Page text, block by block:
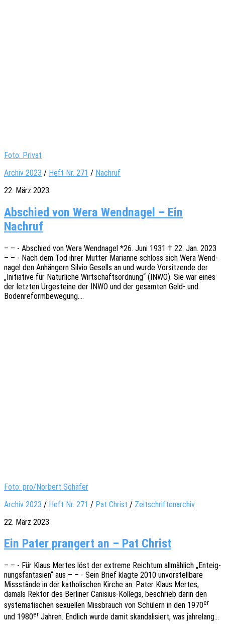
Foto: Privat
Archiv 2023 / Heft Nr. 271 / Nachruf
22. März 2023
Abschied von Wera Wendnagel – Ein
Nachruf
– – - Abschied von Wera Wend­na­gel *26. Juni 1931 † 22. Jan. 2023
– – - Nach dem Tod ihrer Mutter Mari­an­ne schloss sich Wera Wend­
na­gel den Anhän­gern Silvio Gesells an und wurde Vorsit­zen­de der
„Initia­ti­ve für Natür­li­che Wirt­schafts­ord­nung“ (INWO). Sie war eines
der letz­ten Urge­stei­ne der INWO und der gesam­ten Geld- und
Bodenreformbewegung.…
Foto: pro/Norbert Schäfer
Archiv 2023 / Heft Nr. 271 / Pat Christ / Zeitschriftenarchiv
22. März 2023
Ein Pater prangert an – Pat Christ
– – - Für Klaus Mertes löst der extre­me Reich­tum allmäh­lich „Enteig­
nungs­fan­ta­sien“ aus – – - Sein Brief klagte 2010 unvor­stell­ba­re
Miss­stän­de in der katho­li­schen Kirche an: Pater Klaus Mertes,
damals Rektor des Berli­ner Cani­­si­us-Kollegs, beschrieb darin den
syste­ma­ti­schen sexu­el­len Miss­brauch von Schü­lern in den 1970er
und 1980er Jahren. Endlich wurde damit skan­da­li­siert, was jahrelang…